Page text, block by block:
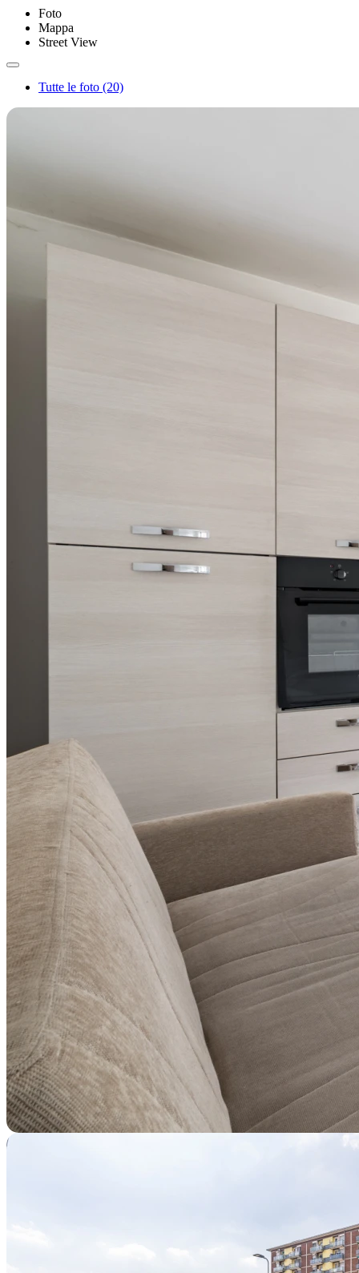
Foto
Mappa
Street View
Tutte le foto (20)